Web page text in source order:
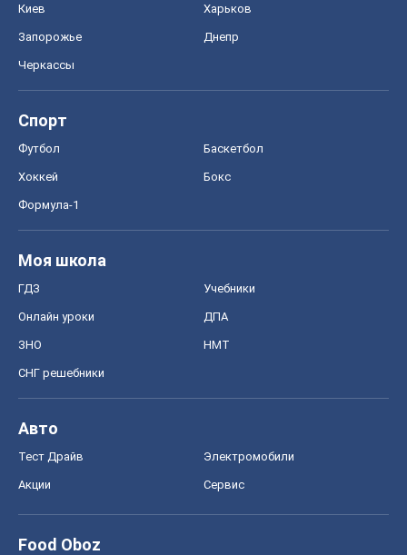
Киев Харьков
Запорожье Днепр
Черкассы
Спорт
Футбол Баскетбол
Хоккей Бокс
Формула-1
Моя школа
ГДЗ Учебники
Онлайн уроки ДПА
ЗНО НМТ
СНГ решебники
Авто
Тест Драйв Электромобили
Акции Сервис
Food Oboz